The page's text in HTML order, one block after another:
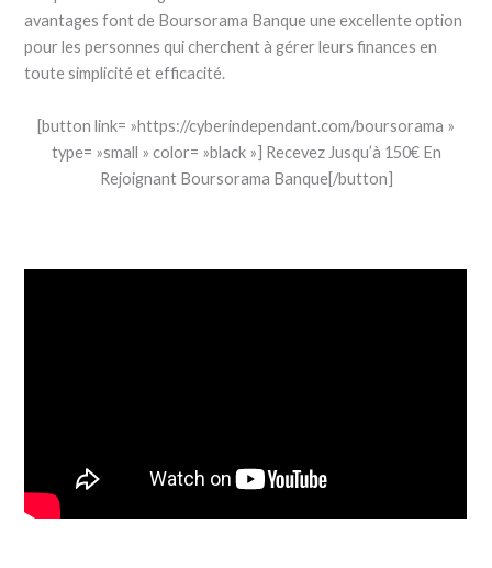
avantages font de Boursorama Banque une excellente option
pour les personnes qui cherchent à gérer leurs finances en
toute simplicité et efficacité.
[button link= »https://cyberindependant.com/boursorama »
type= »small » color= »black »] Recevez Jusqu’à 150€ En
Rejoignant Boursorama Banque[/button]